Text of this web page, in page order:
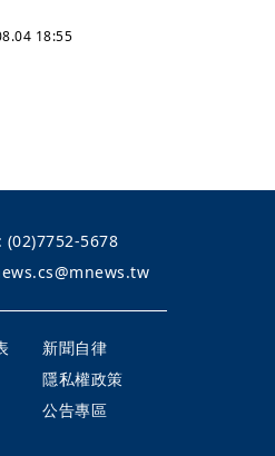
18:55
(02)7752-5678
新聞自律
隱私權政策
公告專區